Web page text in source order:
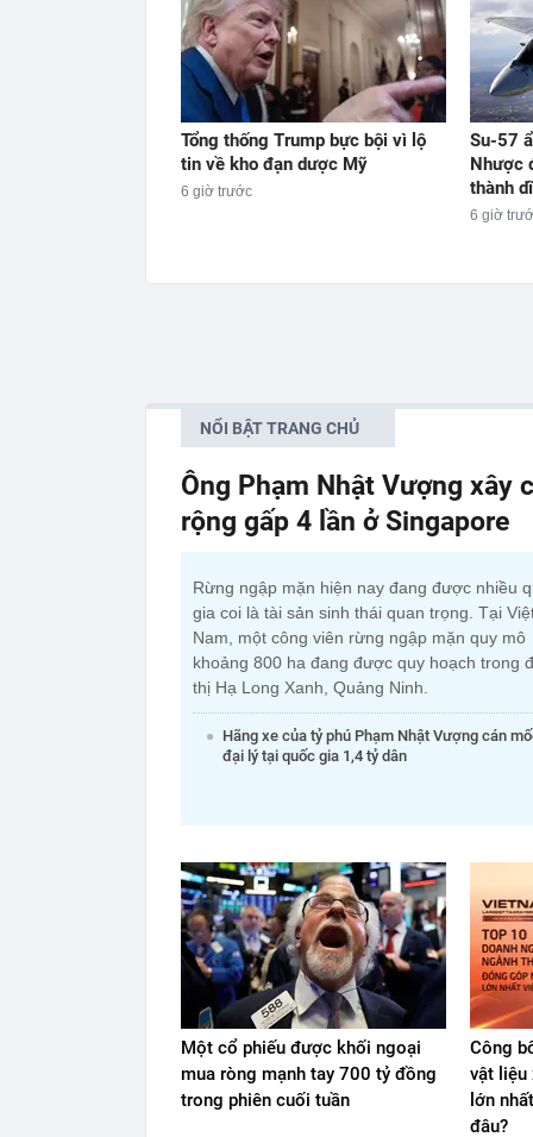
Tổng thống Trump bực bội vì lộ
tin về kho đạn dược Mỹ
6 giờ trước
Su-57
Nhược
thành
6 giờ
NỔI BẬT TRANG CHỦ
Ông Phạm Nhật Vượng xây
rộng gấp 4 lần ở Singapore
Rừng ngập mặn hiện nay đang được nhiều
gia coi là tài sản sinh thái quan trọng. Tại
Nam, một công viên rừng ngập mặn quy mô
khoảng 800 ha đang được quy hoạch trong
thị Hạ Long Xanh, Quảng Ninh.
Hãng xe của tỷ phú Phạm Nhật Vượng cán
đại lý tại quốc gia 1,4 tỷ dân
Một cổ phiếu được khối ngoại
mua ròng mạnh tay 700 tỷ đồng
trong phiên cuối tuần
Công
vật liệu
lớn
đâu?